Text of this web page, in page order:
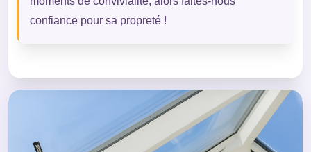
confiance pour sa propreté !